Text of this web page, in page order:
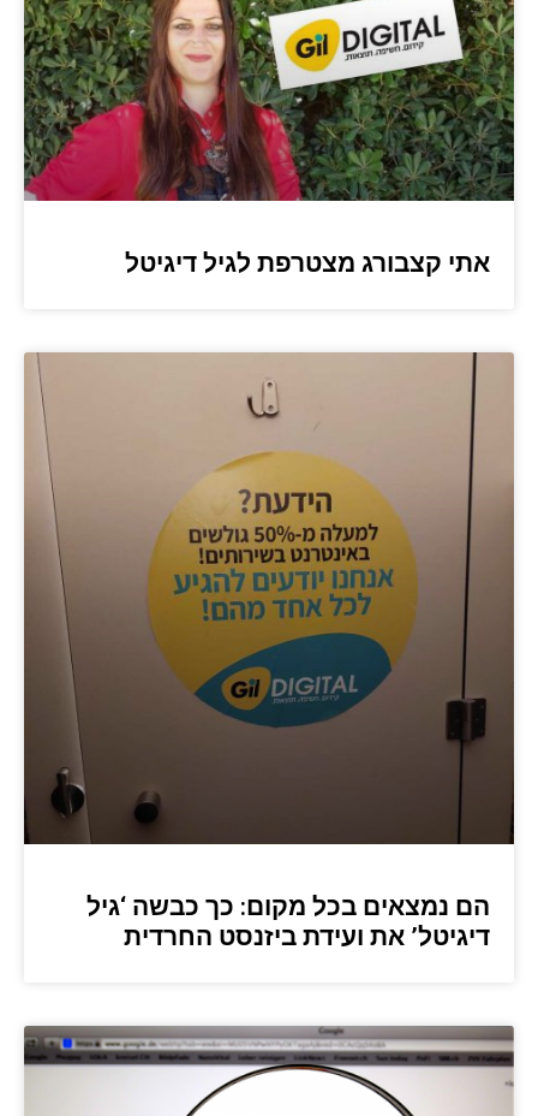
אתי קצבורג מצטרפת לגיל דיגיטל
הם נמצאים בכל מקום: כך כבשה ‘גיל
דיגיטל’ את ועידת ביזנסט החרדית